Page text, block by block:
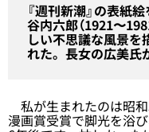
『週刊新潮』の表紙
谷内六郎（1921〜
しい不思議な風景を
れた。長女の広美氏
私が生まれたのは昭和
漫画賞受賞で脚光を浴